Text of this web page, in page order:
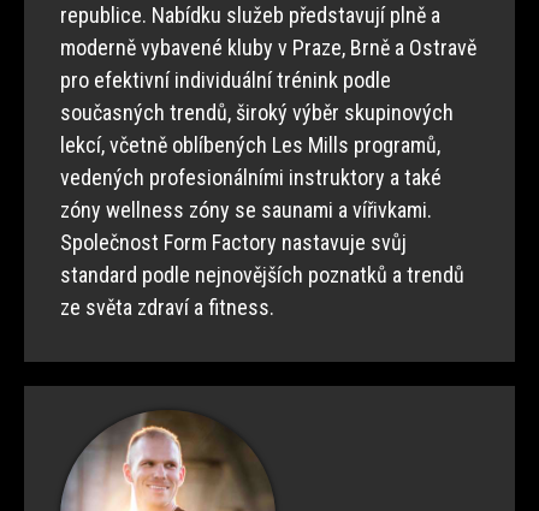
republice. Nabídku služeb představují plně a
moderně vybavené kluby v Praze, Brně a Ostravě
pro efektivní individuální trénink podle
současných trendů, široký výběr skupinových
lekcí, včetně oblíbených Les Mills programů,
vedených profesionálními instruktory a také
zóny wellness zóny se saunami a vířivkami.
Společnost Form Factory nastavuje svůj
standard podle nejnovějších poznatků a trendů
ze světa zdraví a fitness.